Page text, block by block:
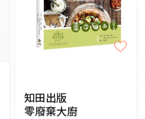
知田出版
零廢棄大廚